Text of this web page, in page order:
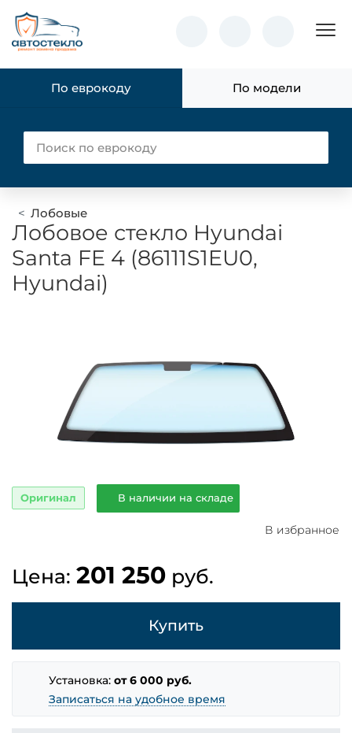
По еврокоду По модели
Лобовые
Лобовое стекло Hyundai
Santa FE 4 (86111S1EU0,
Hyundai)
Оригинал В наличии на складе
В избранное
Цена: 201 250 руб.
Купить
Установка:от 6 000 руб.
Записаться на удобное время